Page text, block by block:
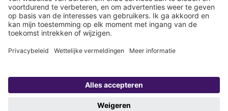
Nu aanmelden
Copyright 1998-2026 KESSEL SE + Co. KG, Bahnhofstraße 31, 85101 Lenting,
Verklaring Colofon